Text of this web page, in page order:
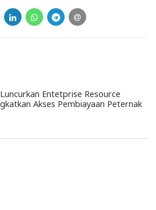
Entetprise Resource
Akses Pembiayaan Peternak